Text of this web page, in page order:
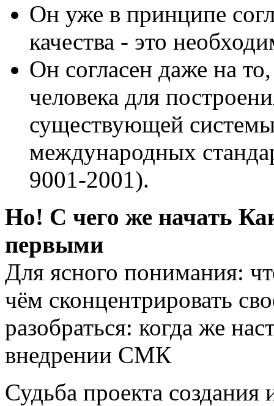
Он уже в принципе
качества - это
Он согласен даже на
человека для
существующей
международных
9001-2001).
Но! С чего же начать
первыми
Для ясного понимания:
чём сконцентрировать
разобраться: когда же
внедрении СМК
Судьба проекта создания